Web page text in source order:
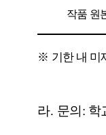
작품 원
※ 기한 내 미
라. 문의 : 학